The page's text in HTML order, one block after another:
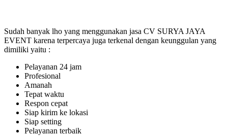
Sudah banyak lho yang menggunakan jasa CV SURYA JAYA
EVENT karena terpercaya juga terkenal dengan keunggulan yang
dimiliki yaitu :
Pelayanan 24 jam
Profesional
Amanah
Tepat waktu
Respon cepat
Siap kirim ke lokasi
Siap setting
Pelayanan terbaik